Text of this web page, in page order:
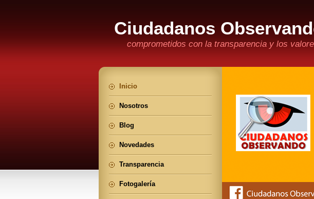
Ciudadanos
comprometidos con la transparencia y los
Inicio
Nosotros
Blog
Novedades
Transparencia
Fotogalería